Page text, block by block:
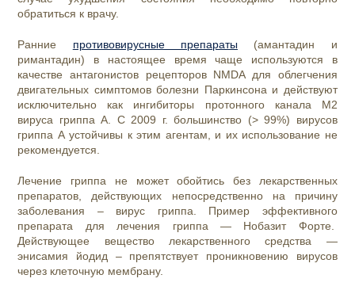
обратиться к врачу.
Ранние противовирусные препараты (амантадин и
римантадин) в настоящее время чаще используются в
качестве антагонистов рецепторов NMDA для облегчения
двигательных симптомов болезни Паркинсона и действуют
исключительно как ингибиторы протонного канала M2
вируса гриппа А. С 2009 г. большинство (> 99%) вирусов
гриппа А устойчивы к этим агентам, и их использование не
рекомендуется.
Лечение гриппа не может обойтись без лекарственных
препаратов, действующих непосредственно на причину
заболевания – вирус гриппа. Пример эффективного
препарата для лечения гриппа — Нобазит Форте.
Действующее вещество лекарственного средства —
энисамия йодид – препятствует проникновению вирусов
через клеточную мембрану.